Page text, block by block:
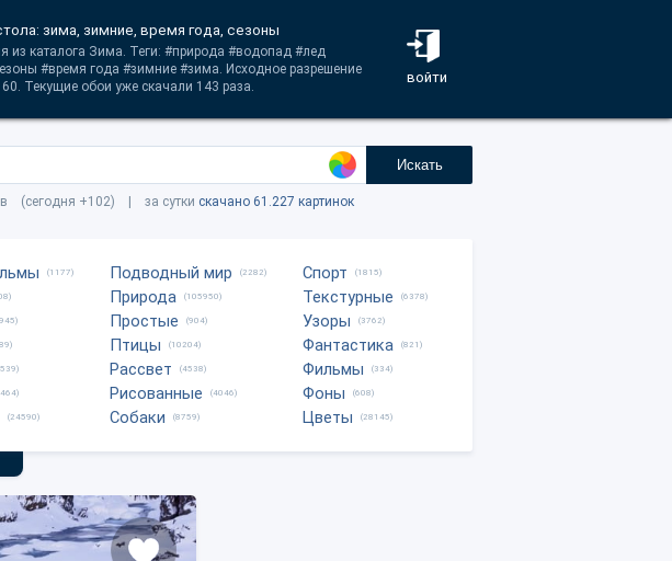
войти
зима, зимние, время года, сезоны
из каталога Зима. Теги: #природа #водопад #лед
#время года #зимние #зима. Исходное разрешение
Текущие обои уже скачали 143 раза.
Искать
(сегодня +102) | за сутки скачано 61.227 картинок
(1177)
(24590)
Подводный мир (2282)
Природа (105950)
Простые (904)
Птицы (10204)
Рассвет (4538)
Рисованные (4046)
Собаки (8759)
Спорт (1815)
Текстурные (6378)
Узоры (3762)
Фантастика (821)
Фильмы (334)
Фоны (608)
Цветы (28145)